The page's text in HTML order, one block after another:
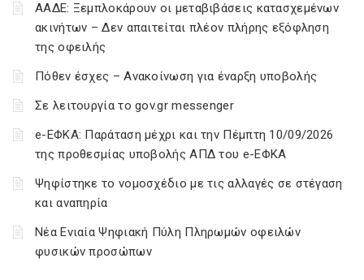
ΑΑΔΕ: Ξεμπλοκάρουν οι μεταβιβάσεις κατασχεμένων
ακινήτων – Δεν απαιτείται πλέον πλήρης εξόφληση
της οφειλής
Πόθεν έσχες – Ανακοίνωση για έναρξη υποβολής
Σε λειτουργία το gov.gr messenger
e-ΕΦΚΑ: Παράταση μέχρι και την Πέμπτη 10/09/2026
της προθεσμίας υποβολής ΑΠΔ του e-ΕΦΚΑ
Ψηφίστηκε το νομοσχέδιο με τις αλλαγές σε στέγαση
και αναπηρία
Νέα Ενιαία Ψηφιακή Πύλη Πληρωμών οφειλών
φυσικών προσώπων